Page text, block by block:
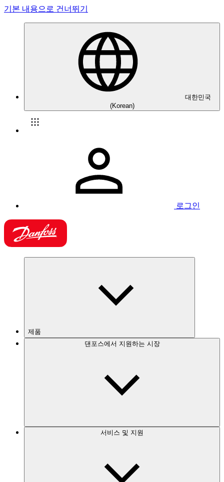
기본 내용으로 건너뛰기
대한민국
(Korean)
로그인
제품
댄포스에서 지원하는 시장
서비스 및 지원